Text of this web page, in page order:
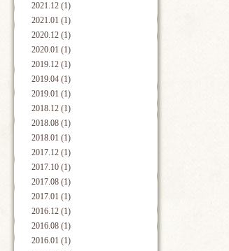
2021.12 (1)
2021.01 (1)
2020.12 (1)
2020.01 (1)
2019.12 (1)
2019.04 (1)
2019.01 (1)
2018.12 (1)
2018.08 (1)
2018.01 (1)
2017.12 (1)
2017.10 (1)
2017.08 (1)
2017.01 (1)
2016.12 (1)
2016.08 (1)
2016.01 (1)